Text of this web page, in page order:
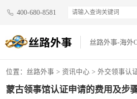
400-680-8581
丝路外事-海外
位置： 丝路外事 > 资讯中心 > 外交领事认
蒙古领事馆认证申请的费用及步